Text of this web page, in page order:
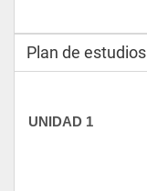
Plan de estudios
UNIDAD 1